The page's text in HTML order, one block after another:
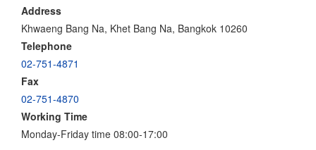
Address
Khwaeng Bang Na, Khet Bang Na, Bangkok 10260
Telephone
02-751-4871
Fax
02-751-4870
Working Time
Monday-Friday time 08:00-17:00